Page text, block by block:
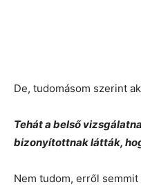
De, tudomásom szerint
Tehát a belső
bizonyítottnak látták,
Nem tudom, erről